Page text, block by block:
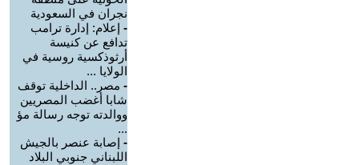
نجران في السعودية
- إعلام: إدارة ترامب
تدافع عن كنيسة
أرثوذكسية روسية في
الولايا ...
- مصر.. الداخلية توقف
شابا أغضب المصريين
ووالدته توجه رسالة مؤ
...
- إصابة عنصر بالجيش
اللبناني جنوبي البلاد